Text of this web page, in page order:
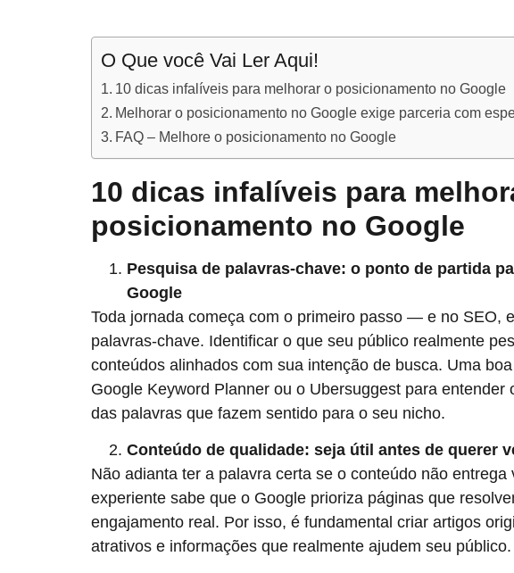
O Que você Vai Ler Aqui!
10 dicas infalíveis para melhorar o posicionamento no Google
Melhorar o posicionamento no Google exige parceria com
FAQ – Melhore o posicionamento no Google
10 dicas infalíveis para
posicionamento no Google
Pesquisa de palavras-chave: o ponto de partida
Google
Toda jornada começa com o primeiro passo — e no SEO,
palavras-chave. Identificar o que seu público realmente
conteúdos alinhados com sua intenção de busca. Uma
Google Keyword Planner ou o Ubersuggest para
das palavras que fazem sentido para o seu nicho.
Conteúdo de qualidade: seja útil antes de querer
Não adianta ter a palavra certa se o conteúdo não
experiente sabe que o Google prioriza páginas que
engajamento real. Por isso, é fundamental criar artigos
atrativos e informações que realmente ajudem seu público.